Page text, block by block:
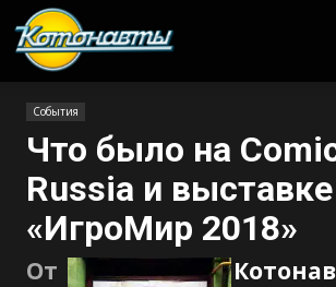
События
Что было на
Russia и выставке
«ИгроМир 2018»
От